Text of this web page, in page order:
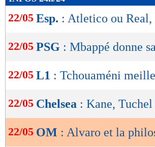
de
lecture
OK
22/05 Esp. : Atletico ou
22/05 PSG : Mbappé donne
22/05 L1 : Tchouaméni
22/05 Chelsea : Kane, Tuchel
22/05 OM : Alvaro et la